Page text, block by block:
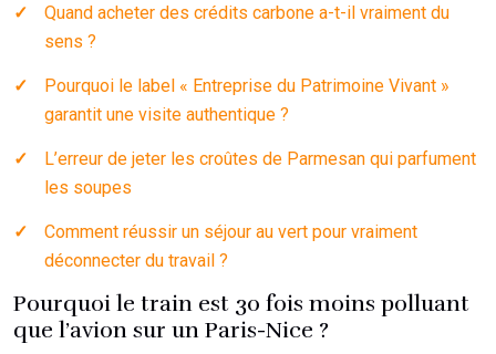
Quand acheter des crédits carbone a-t-il vraiment du
sens ?
Pourquoi le label « Entreprise du Patrimoine Vivant »
garantit une visite authentique ?
L’erreur de jeter les croûtes de Parmesan qui parfument
les soupes
Comment réussir un séjour au vert pour vraiment
déconnecter du travail ?
Pourquoi le train est 30 fois moins polluant
que l’avion sur un Paris-Nice ?